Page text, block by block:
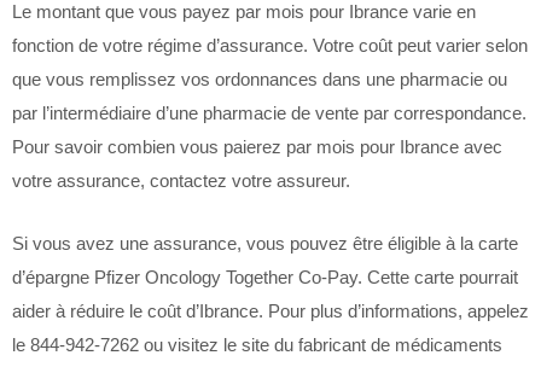
Le montant que vous payez par mois pour Ibrance varie en
fonction de votre régime d’assurance. Votre coût peut varier selon
que vous remplissez vos ordonnances dans une pharmacie ou
par l’intermédiaire d’une pharmacie de vente par correspondance.
Pour savoir combien vous paierez par mois pour Ibrance avec
votre assurance, contactez votre assureur.
Si vous avez une assurance, vous pouvez être éligible à la carte
d’épargne Pfizer Oncology Together Co-Pay. Cette carte pourrait
aider à réduire le coût d’Ibrance. Pour plus d’informations, appelez
le 844-942-7262 ou visitez le site du fabricant de médicaments